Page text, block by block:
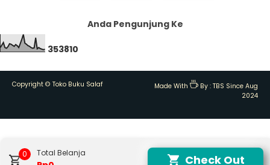
Anda Pengunjung Ke
353810
Copyright © Toko Buku Salaf Made With By : TBS Since Aug
2024
0 Total Belanja Check Out